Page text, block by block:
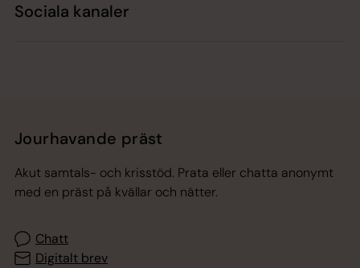
Sociala kanaler
Jourhavande präst
Akut samtals- och krisstöd. Prata eller chatta anonymt
med en präst på kvällar och nätter.
Chatt
Digitalt brev